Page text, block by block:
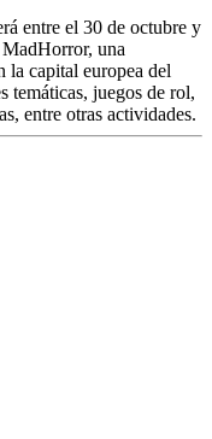
entre el 30 de octubre y
una
la capital europea del
temáticas, juegos de rol,
entre otras actividades.